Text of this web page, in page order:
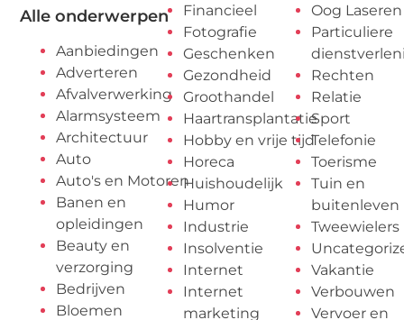
Alle onderwerpen
Aanbiedingen
Adverteren
Afvalverwerking
Alarmsysteem
Architectuur
Auto
Auto's en Motoren
Banen en
opleidingen
Beauty en
verzorging
Bedrijven
Bloemen
Financieel
Fotografie
Geschenken
Gezondheid
Groothandel
Haartransplantatie
Hobby en vrije tijd
Horeca
Huishoudelijk
Humor
Industrie
Insolventie
Internet
Internet
marketing
Oog Laseren
Particuliere
Rechten
Relatie
Sport
Telefonie
Toerisme
Tuin en
buitenleven
Tweewielers
Vakantie
Verbouwen
Vervoer en